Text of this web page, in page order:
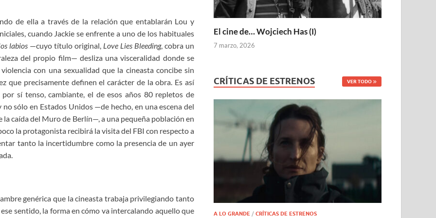
de ella a través de la relación que entablarán Lou y
cuando Jackie se enfrente a uno de los habituales
labios —cuyo título original, Love Lies Bleeding, cobra un
del propio film— desliza una visceralidad donde se
con una sexualidad que la cineasta concibe sin
que precisamente definen el carácter de la obra. Es así
sí tenso, cambiante, el de esos años 80 repletos de
sólo en Estados Unidos —de hecho, en una escena del
caída del Muro de Berlín—, a una pequeña población en
la protagonista recibirá la visita del FBI con respecto a
tanto la incertidumbre como la presencia de un ayer
genérica que la cineasta trabaja privilegiando tanto
sentido, la forma en cómo va intercalando aquello que
El cine de… Wojciech Has (I)
7 marzo, 2026
CRÍTICAS DE ESTRENOS VER TODO
A LO GRANDE /CRÍTICAS DE ESTRENOS